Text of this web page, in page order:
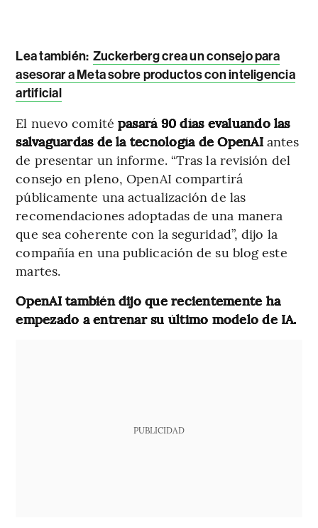
Lea también: Zuckerberg crea un consejo para
asesorar a Meta sobre productos con inteligencia
artificial
El nuevo comité pasará 90 días evaluando las
salvaguardas de la tecnología de OpenAIantes
de presentar un informe. “Tras la revisión del
consejo en pleno, OpenAI compartirá
públicamente una actualización de las
recomendaciones adoptadas de una manera
que sea coherente con la seguridad”, dijo la
compañía en una publicación de su blog este
martes.
OpenAI también dijo que recientemente ha
empezado a entrenar su último modelo de IA.
PUBLICIDAD